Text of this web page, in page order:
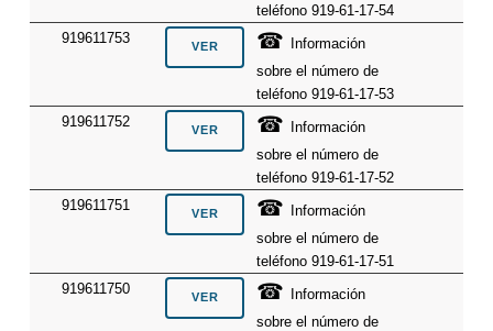
teléfono 919-61-17-54
919611753
☎
Información
sobre el número de
teléfono 919-61-17-53
919611752
☎
Información
sobre el número de
teléfono 919-61-17-52
919611751
☎
Información
sobre el número de
teléfono 919-61-17-51
919611750
☎
Información
sobre el número de